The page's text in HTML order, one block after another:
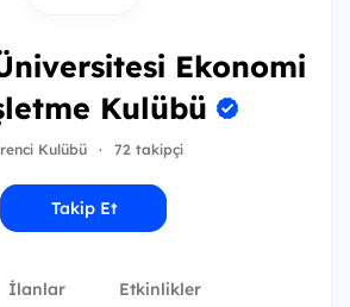
Ekonomi
Kulübü
Kulübü · 72 takipçi
Takip Et
İlanlar Etkinlikler